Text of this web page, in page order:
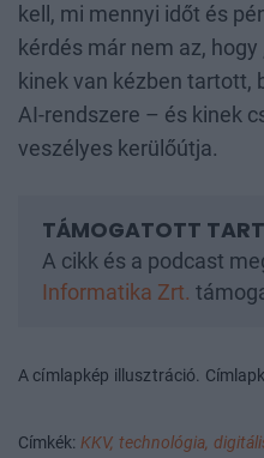
kell, mi mennyi időt és
kérdés már nem az, hogy
kinek van kézben tartott,
AI-rendszere – és kinek
veszélyes kerülőútja.
A cikk és a podcast
Informatika Zrt.
A címlapkép illusztráció.
Címkék: KKV, technológia,